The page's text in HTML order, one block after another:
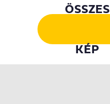
ÖSSZES
KÉP